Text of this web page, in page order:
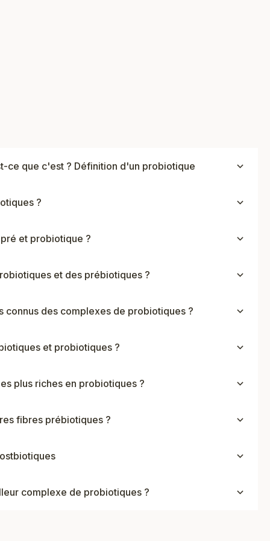
ce que c'est ? Définition d'un probiotique
?
et probiotique ?
et des prébiotiques ?
connus des complexes de probiotiques ?
et probiotiques ?
plus riches en probiotiques ?
fibres prébiotiques ?
complexe de probiotiques ?